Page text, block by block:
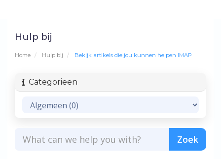
Hulp bij
Home Hulp bij Bekijk artikels die jou kunnen helpen IMAP
Categorieën